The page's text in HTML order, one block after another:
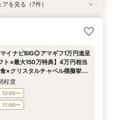
結婚式】ゲストに感謝を伝える
12:00〜
17:00〜
を予約
見BIGフェア】特選牛シャトー
ルコース試食＆クリスタルチャ
程度
12:00〜
17:00〜
を予約
のみ・家族婚もOK】結婚準備
12:00〜
17:00〜
を予約
すめ会場】豪華試食×チャペル
くり見積相談｜来館7万ギフト
程度
12:00〜
17:00〜
を予約
マイナビ限定★最大150万円特
ト｜豪華4万円分フレンチ試食
程度
12:00〜
17:00〜
を予約
イナビBIG◎アマギフ1万円進呈
ト×最大150万特典】4万円相当
マイナビ限定BIGフェア
程度
12:00〜
17:00〜
を予約
ャペル挙式》【来館でアマギフ1
フト×最大150万特典】緑溢れる
万円相当フルコース試食付◎マ
程度
12:00〜
17:00〜
を予約
を見る（7件）
イナビBIG◎アマギフ1万円進呈
×最大150万特典】4万円相当
×クリスタルチャペル模擬挙式
マイナビ限定BIGフェア
程度
12:00〜
17:00〜